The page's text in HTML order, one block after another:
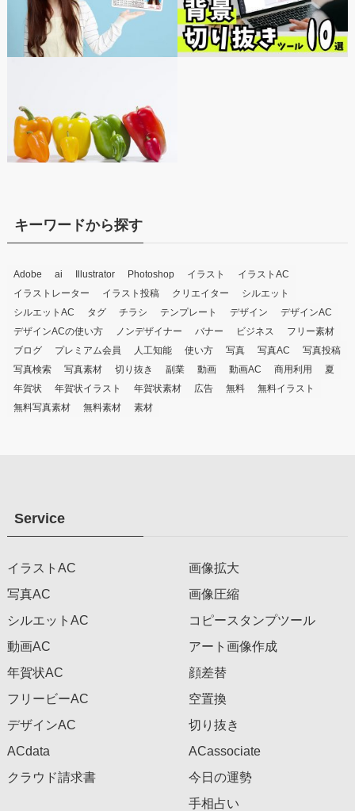
キーワードから探す
Adobe ai Illustrator Photoshop イラスト
イラストAC
イラストレーター
イラスト投稿 クリエイター
シルエット
シルエットAC
タグ チラシ テンプレート デザイン
デザインAC
デザインACの使い方
ノンデザイナー バナー ビジネス
フリー素材
ブログ
プレミアム会員 人工知能 使い方 写真 写真AC
写真投稿
写真検索
写真素材 切り抜き 副業 動画 動画AC 商用利用
夏
年賀状
年賀状イラスト 年賀状素材 広告 無料
無料イラスト
無料写真素材
無料素材 素材
Service
イラストAC
写真AC
シルエットAC
動画AC
年賀状AC
フリービーAC
デザインAC
ACdata
クラウド請求書
画像拡大
画像圧縮
コピースタンプツール
アート画像作成
顔差替
空置換
切り抜き
ACassociate
今日の運勢
手相占い